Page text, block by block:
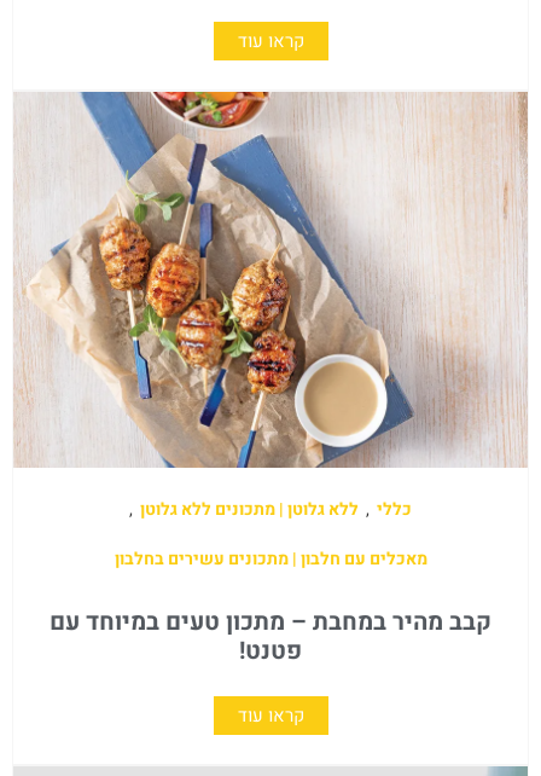
קראו עוד
כללי , ללא גלוטן | מתכונים ללא גלוטן ,
מאכלים עם חלבון | מתכונים עשירים בחלבון
קבב מהיר במחבת – מתכון טעים במיוחד עם
פטנט!
קראו עוד